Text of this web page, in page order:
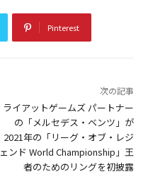
Pinterest
次の記事
ライアットゲームズ パートナー
の「メルセデス・ベンツ」が
2021年の「リーグ・オブ・レジ
ェンド World Championship」王
者のためのリングを初披露